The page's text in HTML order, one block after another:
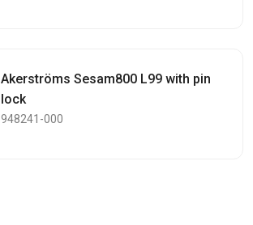
Akerströms Sesam800 L99 with pin
lock
948241-000